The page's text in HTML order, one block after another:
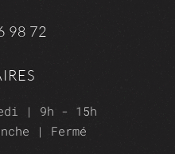
98 72
| 9h - 15h
| Fermé